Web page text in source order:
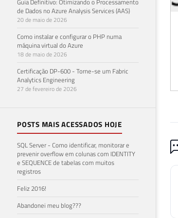
de Dados no Azure Analysis Services (AAS)
20 de maio de 2026
Como instalar e configurar o PHP numa
máquina virtual do Azure
18 de maio de 2026
Certificação DP-600 - Torne-se um Fabric
Analytics Engineering
27 de fevereiro de 2026
POSTS MAIS ACESSADOS HOJE
SQL Server - Como identificar, monitorar e
prevenir overflow em colunas com IDENTITY
e SEQUENCE de tabelas com muitos
registros
Feliz 2016!
Abandonei meu blog???